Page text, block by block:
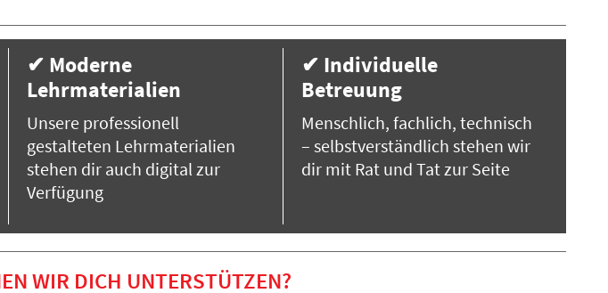
✔ Moderne
Lehrmaterialien
Unsere professionell
gestalteten Lehrmaterialien
stehen dir auch digital zur
Verfügung
✔ Individuelle
Betreuung
Menschlich, fachlich, technisch
– selbstverständlich stehen wir
dir mit Rat und Tat zur Seite
WIR DICH UNTERSTÜTZEN?